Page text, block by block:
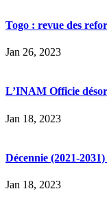
Togo : revue des
Jan 26, 2023
L’INAM Officie
Jan 18, 2023
Décennie (2021-
Jan 18, 2023